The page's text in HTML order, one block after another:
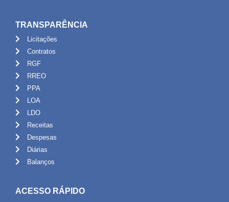
TRANSPARÊNCIA
Licitações
Contratos
RGF
RREO
PPA
LOA
LDO
Receitas
Despesas
Diárias
Balanços
ACESSO RÁPIDO